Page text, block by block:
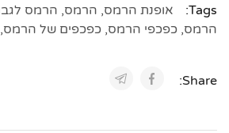
Tags:
אופנת הרמס, הרמס, הרמס
הרמס, כפכפי הרמס, כפכפים של הרמס,
Share: